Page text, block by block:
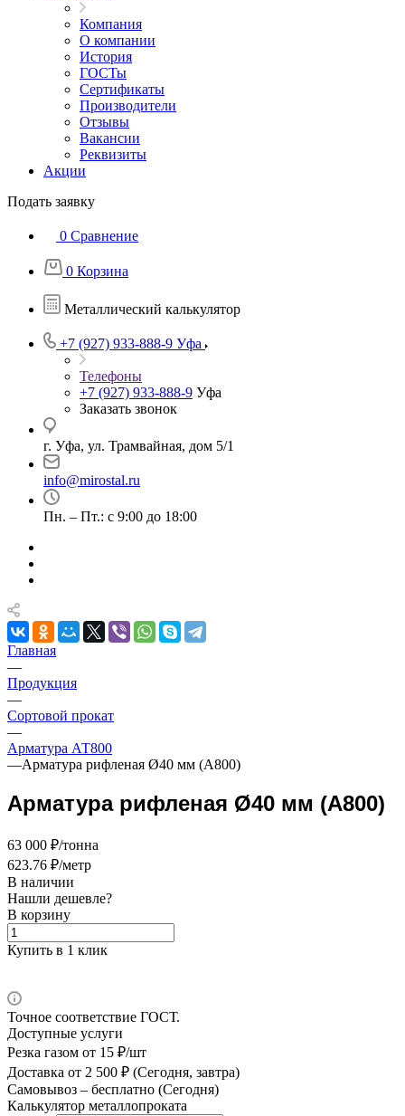
Компания
О компании
История
ГОСТы
Сертификаты
Производители
Отзывы
Вакансии
Реквизиты
Акции
Подать заявку
0 Сравнение
0 Корзина
Металлический калькулятор
+7 (927) 933-888-9 Уфа
Телефоны
+7 (927) 933-888-9 Уфа
Заказать звонок
г. Уфа, ул. Трамвайная, дом 5/1
info@mirostal.ru
Пн. – Пт.: с 9:00 до 18:00
Главная
—
Продукция
—
Сортовой прокат
—
Арматура АТ800
—Арматура рифленая Ø40 мм (А800)
Арматура рифленая Ø40 мм (А800)
63 000 ₽/тонна
623.76 ₽/метр
В наличии
Нашли дешевле?
В корзину
Купить в 1 клик
Точное соответствие ГОСТ.
Доступные услуги
Резка газом от 15 ₽/шт
Доставка от 2 500 ₽ (Сегодня, завтра)
Самовывоз – бесплатно (Сегодня)
Калькулятор металлопроката